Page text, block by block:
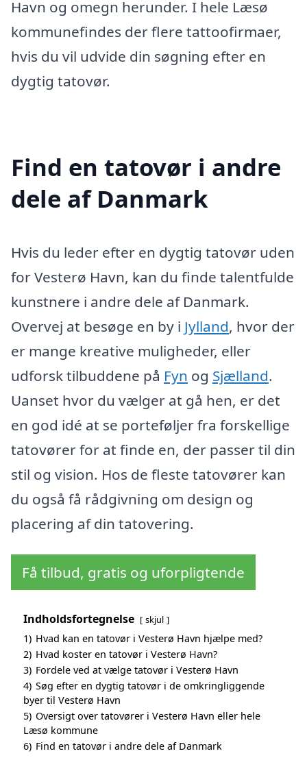
Havn og omegn herunder. I hele Læsø
kommunefindes der flere tattoofirmaer,
hvis du vil udvide din søgning efter en
dygtig tatovør.
Find en tatovør i andre
dele af Danmark
Hvis du leder efter en dygtig tatovør uden
for Vesterø Havn, kan du finde talentfulde
kunstnere i andre dele af Danmark.
Overvej at besøge en by i Jylland, hvor der
er mange kreative muligheder, eller
udforsk tilbuddene på Fyn og Sjælland.
Uanset hvor du vælger at gå hen, er det
en god idé at se porteføljer fra forskellige
tatovører for at finde en, der passer til din
stil og vision. Hos de fleste tatovører kan
du også få rådgivning om design og
placering af din tatovering.
Få tilbud, gratis og uforpligtende
Indholdsfortegnelse skjul
1) Hvad kan en tatovør i Vesterø Havn hjælpe med?
2) Hvad koster en tatovør i Vesterø Havn?
3) Fordele ved at vælge tatovør i Vesterø Havn
4) Søg efter en dygtig tatovør i de omkringliggende
byer til Vesterø Havn
5) Oversigt over tatovører i Vesterø Havn eller hele
Læsø kommune
6) Find en tatovør i andre dele af Danmark